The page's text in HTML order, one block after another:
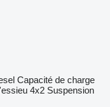
Capacité de charge
4x2 Suspension